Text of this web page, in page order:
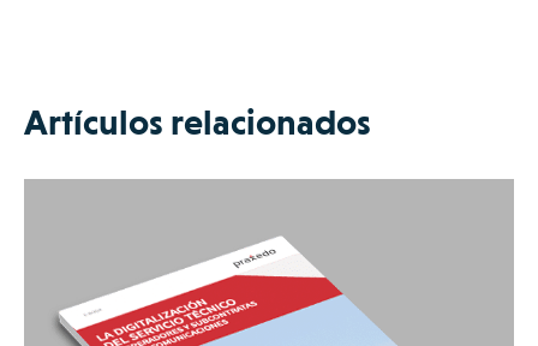
Artículos relacionados